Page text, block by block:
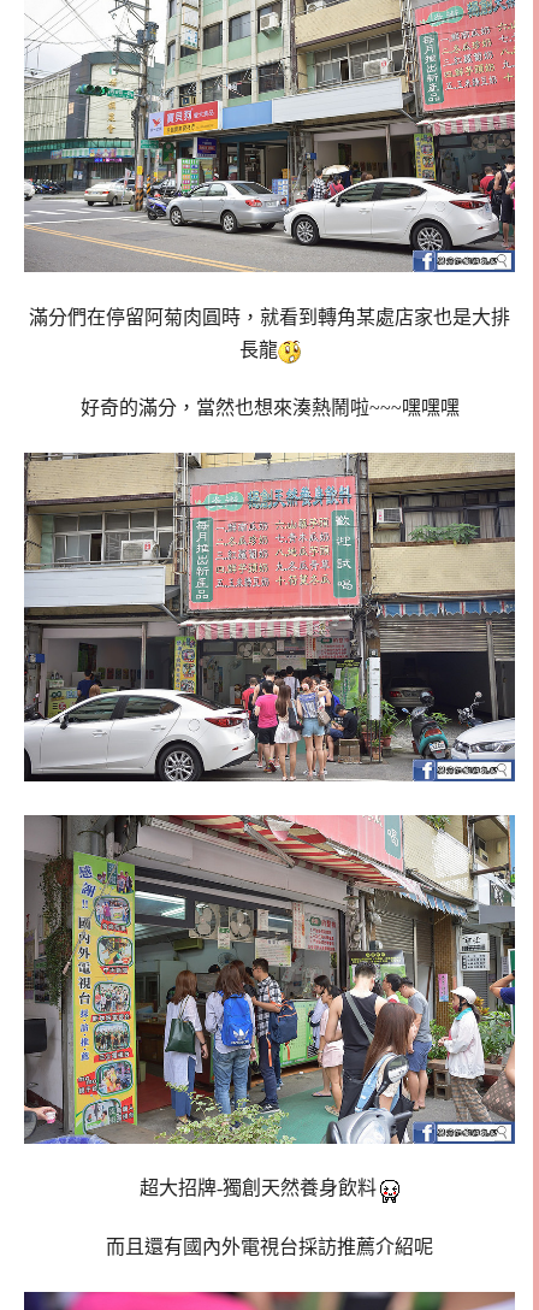
滿分們在停留阿菊肉圓時，就看到轉角某處店家也是大排
長龍
好奇的滿分，當然也想來湊熱鬧啦~~~嘿嘿嘿
超大招牌-獨創天然養身飲料
而且還有國內外電視台採訪推薦介紹呢